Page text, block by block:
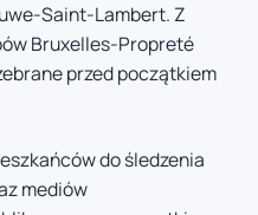
Saint-Lambert. Z
Bruxelles-Propreté
przed początkiem
do śledzenia
mediów